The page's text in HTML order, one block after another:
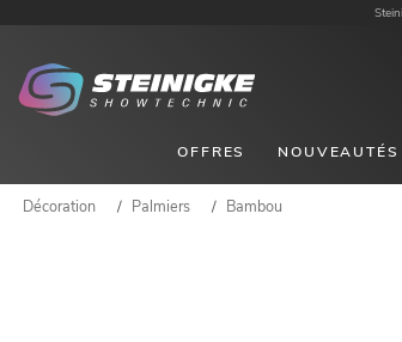
OFFRES NOUVEAUTÉS
Décoration / Palmiers / Bambou